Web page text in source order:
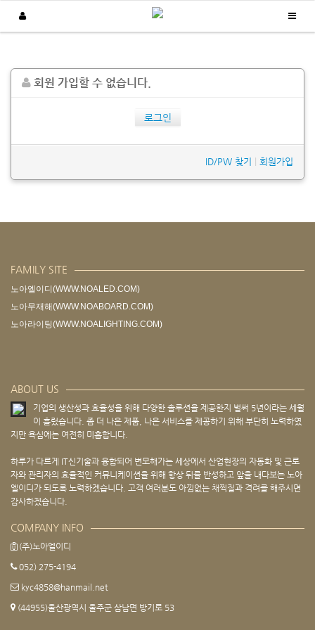
납품실적
Home / 납품실적
회원 가입할 수 없습니다.
로그인
ID/PW 찾기 회원가입
FAMILY SITE
노아엘이디(WWW.NOALED.COM)
노아무재해(WWW.NOABOARD.COM)
노아라이팅(WWW.NOALIGHTING.COM)
ABOUT US
기업의 생산성과 효율성을 위해 다양한 솔루션을 제공한지 벌써 5년이라는 세월
이 흘렀습니다. 좀 더 나은 제품, 나은 서비스를 제공하기 위해 부단히 노력하였
지만 욕심에는 여전히 미흡합니다.
하루가 다르게 IT신기술과 융합되어 변모해가는 세상에서 산업현장의 자동화 및 근로
자와 관리자의 효율적인 커뮤니케이션을 위해 항상 뒤를 반성하고 앞을 내다보는 노아
엘이디가 되도록 노력하겠습니다. 고객 여러분도 아낌없는 채찍질과 격려를 해주시면
감사하겠습니다.
COMPANY INFO
(주)노아엘이디
052) 275-4194
kyc4858@hanmail.net
(44955)울산광역시 울주군 삼남면 방기로 53